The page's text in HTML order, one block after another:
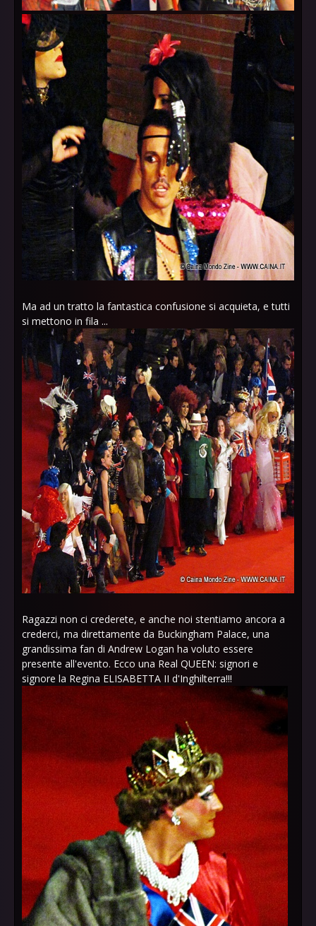
Ma ad un tratto la fantastica confusione si acquieta, e tutti
si mettono in fila ...
Ragazzi non ci crederete, e anche noi stentiamo ancora a
crederci, ma direttamente da Buckingham Palace, una
grandissima fan di Andrew Logan ha voluto essere
presente all'evento. Ecco una Real QUEEN: signori e
signore la Regina ELISABETTA II d'Inghilterra!!!